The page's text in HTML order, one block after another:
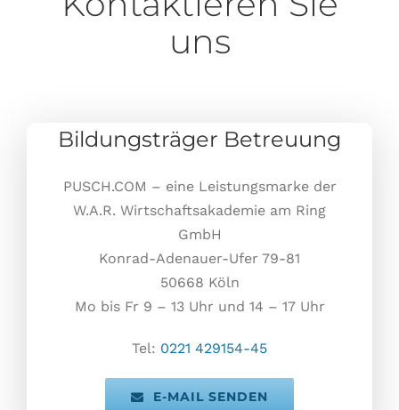
uns
Bildungsträger Betreuung
PUSCH.COM – eine Leistungsmarke der
W.A.R. Wirtschaftsakademie am Ring
GmbH
Konrad-Adenauer-Ufer 79-81
50668 Köln
Mo bis Fr 9 – 13 Uhr und 14 – 17 Uhr
Tel: 0221 429154-45
E-MAIL SENDEN